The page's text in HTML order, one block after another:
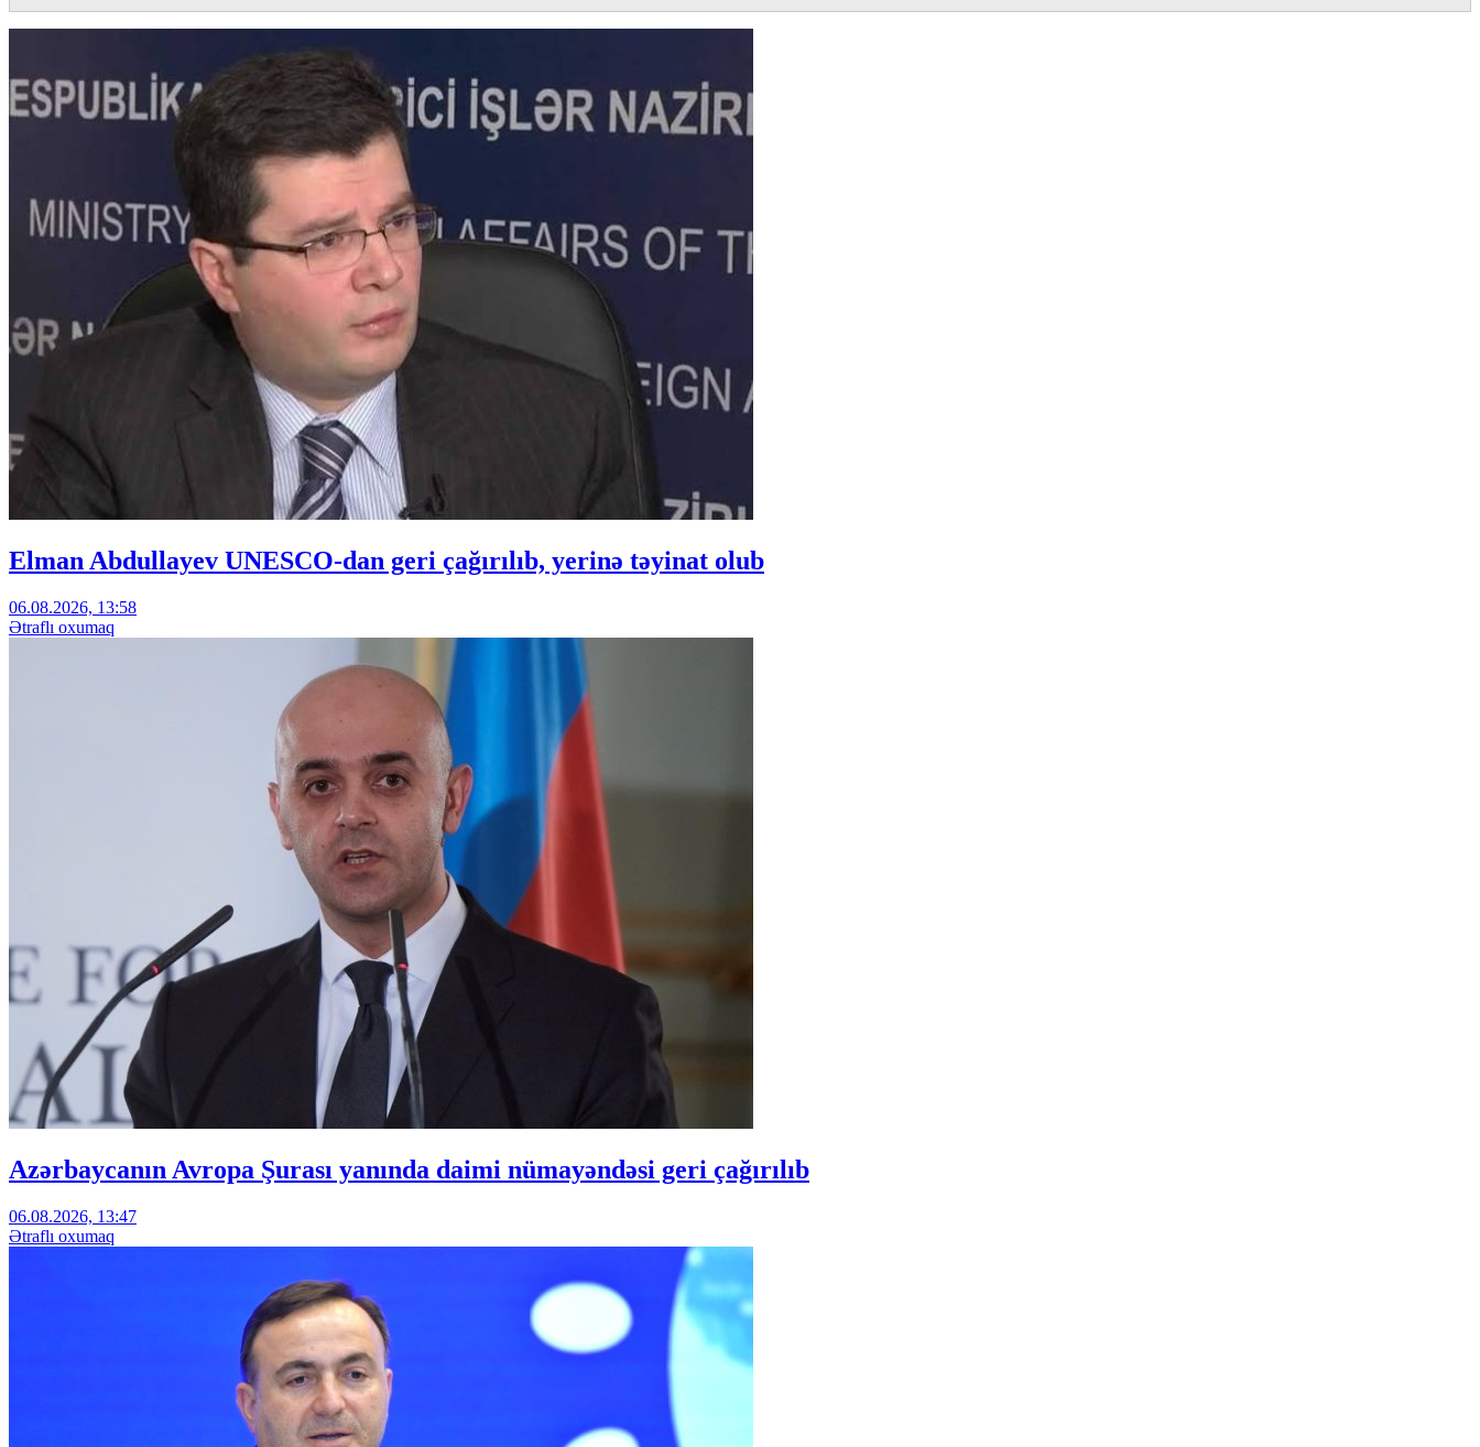
Elman Abdullayev UNESCO-dan geri çağırılıb, yerinə təyinat olub
06.08.2026, 13:58
Ətraflı oxumaq
Azərbaycanın Avropa Şurası yanında daimi nümayəndəsi geri çağırılıb
06.08.2026, 13:47
Ətraflı oxumaq